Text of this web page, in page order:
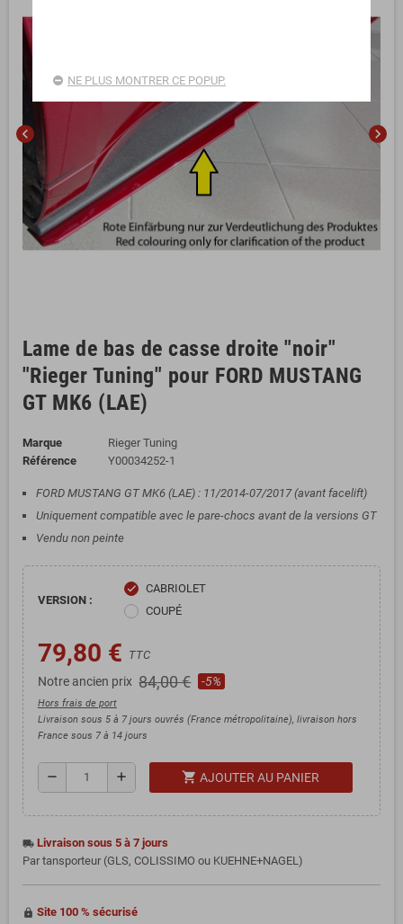
chevron_left chevron_right
Lame de bas de casse droite "noir"
"Rieger Tuning" pour FORD MUSTANG
GT MK6 (LAE)
Marque
Rieger Tuning
Référence
Y00034252-1
FORD MUSTANG GT MK6 (LAE) : 11/2014-07/2017 (avant facelift)
Uniquement compatible avec le pare-chocs avant de la versions GT
Vendu non peinte
VERSION :
check
CABRIOLET
COUPÉ
79,80 € TTC
Notre ancien prix 84,00 € -5%
Hors frais de port
Livraison sous 5 à 7 jours ouvrés (France métropolitaine), livraison hors
France sous 7 à 14 jours
remove add shopping_cart AJOUTER AU PANIER
local_shipping Livraison sous 5 à 7 jours
Par tansporteur (GLS, COLISSIMO ou KUEHNE+NAGEL)
https Site 100 % sécurisé
NE PLUS MONTRER CE POPUP.